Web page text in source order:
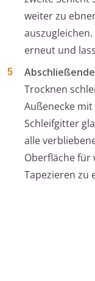
weiter zu
erneut und
Trocknen
Außenecke
Schleifgitter
alle
Oberfläche für
Tapezieren zu